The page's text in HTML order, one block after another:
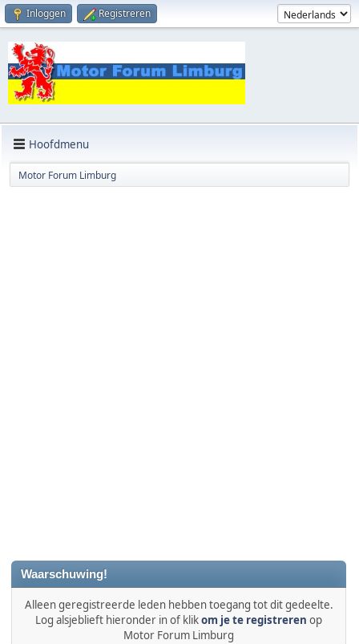
Inloggen Registreren
Hoofdmenu
Motor Forum Limburg
Waarschuwing!
Alleen geregistreerde leden hebben toegang tot dit gedeelte.
Log alsjeblieft hieronder in of klikom je te registreren op
Motor Forum Limburg